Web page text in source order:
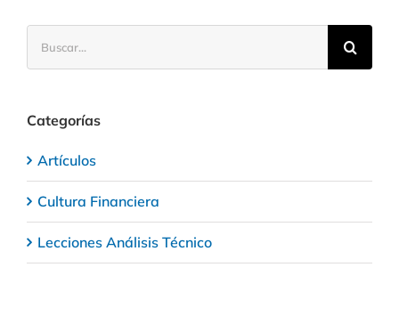
Categorías
Artículos
Cultura Financiera
Lecciones Análisis Técnico